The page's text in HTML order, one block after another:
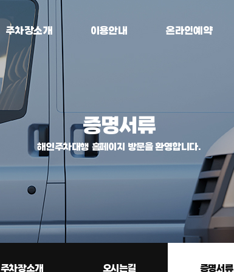
주차장소개 이용안내 온라인예약
증명서류
해인주차대행 홈페이지 방문을 환영합니다.
주차장소개 오시는길 증명서류